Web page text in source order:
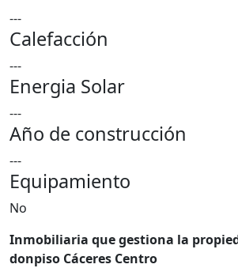
---
Calefacción
---
Energia Solar
---
Año de construcción
---
Equipamiento
No
Inmobiliaria que gestiona la
donpiso Cáceres Centro